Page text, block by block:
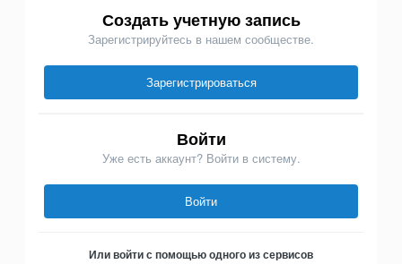
Создать учетную запись
Зарегистрируйтесь в нашем сообществе.
Зарегистрироваться
Войти
Уже есть аккаунт? Войти в систему.
Войти
Или войти с помощью одного из сервисов